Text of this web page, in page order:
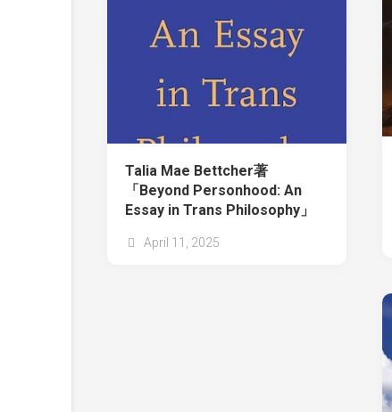
Talia Mae Bettcher著
「Beyond Personhood: An
Essay in Trans Philosophy」
April 11, 2025